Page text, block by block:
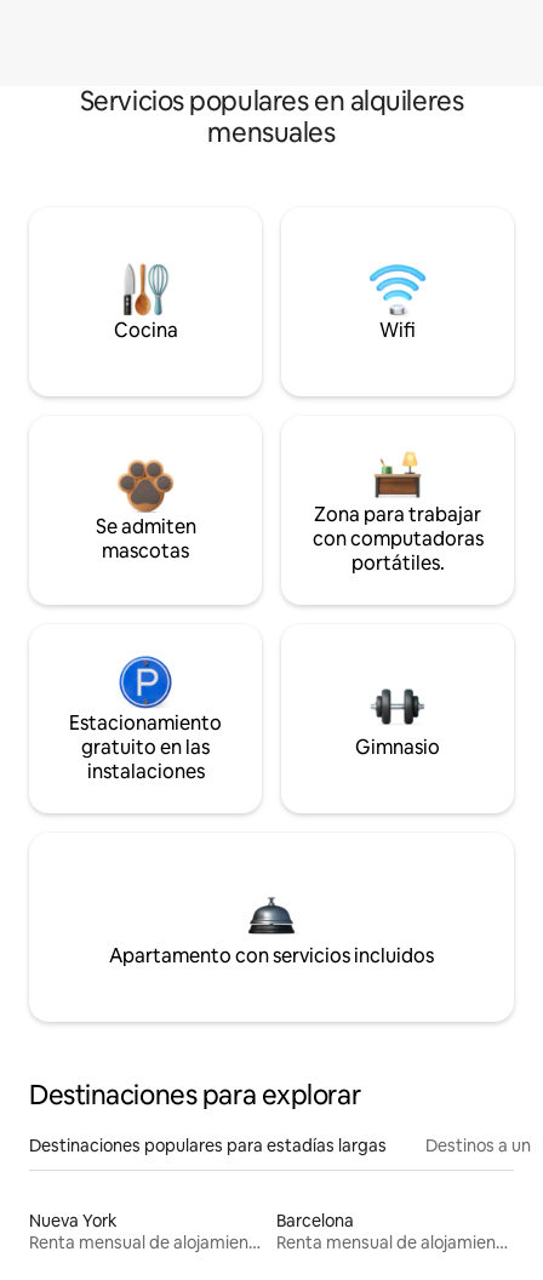
Servicios populares en alquileres
mensuales
Cocina Wifi
Se admiten
mascotas
Zona para trabajar
con computadoras
portátiles.
Estacionamiento
gratuito en las
instalaciones
Gimnasio
Apartamento con servicios incluidos
Destinaciones para explorar
Destinaciones populares para estadías largas Destinos a un
Nueva York
Renta mensual de alojamientos
Barcelona
Renta mensual de alojamientos